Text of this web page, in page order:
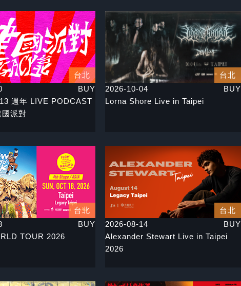
台北
BUY
週年 LIVE PODCAST
派對
台北
2026-10-04
BUY
Lorna Shore Live in Taipei
台北
BUY
TOUR 2026
台北
2026-08-14
BUY
Alexander Stewart Live in Taipei
2026